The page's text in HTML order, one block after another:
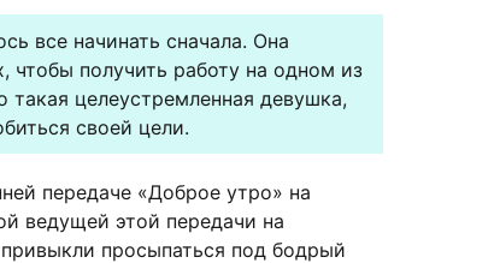
все начинать сначала. Она
чтобы получить работу на одном из
такая целеустремленная девушка,
своей цели.
передаче «Доброе утро» на
ведущей этой передачи на
просыпаться под бодрый